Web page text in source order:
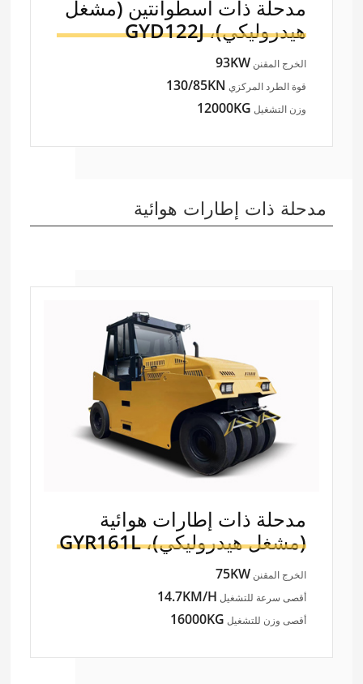
مدحلة ذات أسطوانتين (مشغل
هيدروليكي)،GYD122J
الخرج المقنن93KW
قوة الطرد المركزي 130/85KN
وزن التشغيل 12000KG
مدحلة ذات إطارات هوائية
مدحلة ذات إطارات هوائية
(مشغل هيدروليكي)،GYR161L
الخرج المقنن75KW
أقصى سرعة للتشغيل 14.7KM/H
أقصى وزن للتشغيل 16000KG